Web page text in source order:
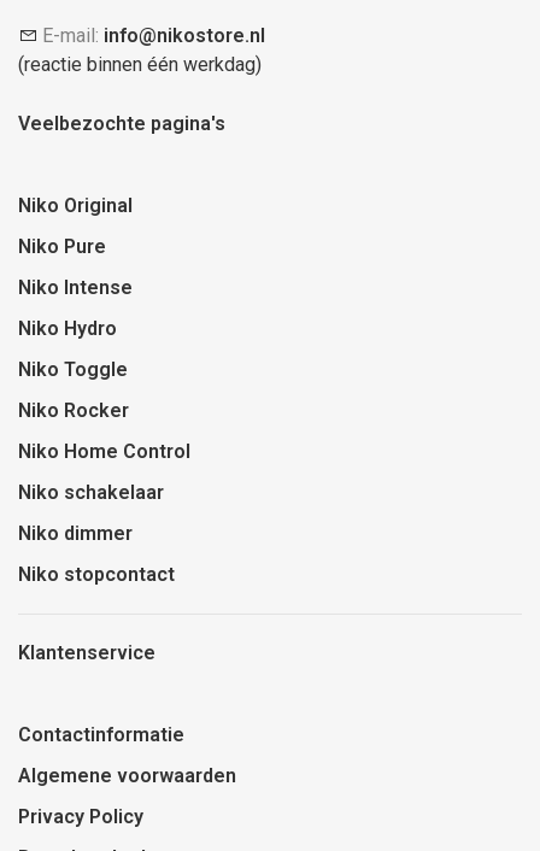
E-mail: info@nikostore.nl
(reactie binnen één werkdag)
Veelbezochte pagina's
Niko Original
Niko Pure
Niko Intense
Niko Hydro
Niko Toggle
Niko Rocker
Niko Home Control
Niko schakelaar
Niko dimmer
Niko stopcontact
Klantenservice
Contactinformatie
Algemene voorwaarden
Privacy Policy